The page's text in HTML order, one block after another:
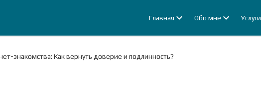
Главная Обо мне Услуги
знакомства: Как вернуть доверие и подлинность?